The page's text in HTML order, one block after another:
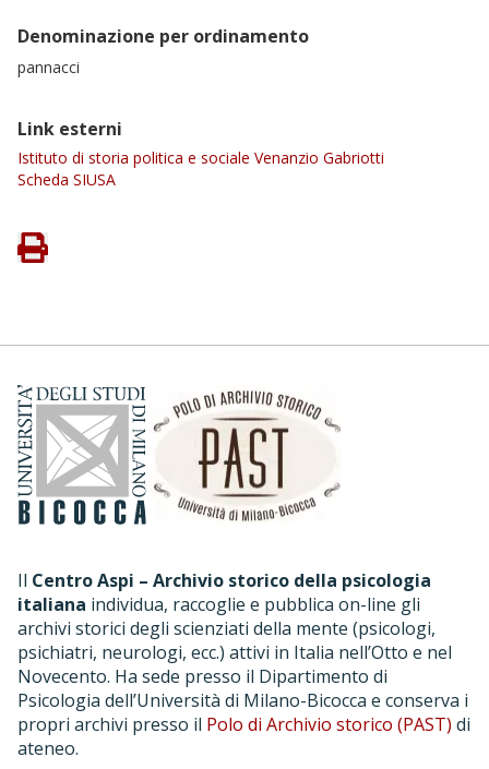
Denominazione per ordinamento
pannacci
Link esterni
Istituto di storia politica e sociale Venanzio Gabriotti
Scheda SIUSA
Il Centro Aspi – Archivio storico della psicologia
italiana individua, raccoglie e pubblica on-line gli
archivi storici degli scienziati della mente (psicologi,
psichiatri, neurologi, ecc.) attivi in Italia nell’Otto e nel
Novecento. Ha sede presso il Dipartimento di
Psicologia dell’Università di Milano-Bicocca e conserva i
propri archivi presso il Polo di Archivio storico (PAST) di
ateneo.